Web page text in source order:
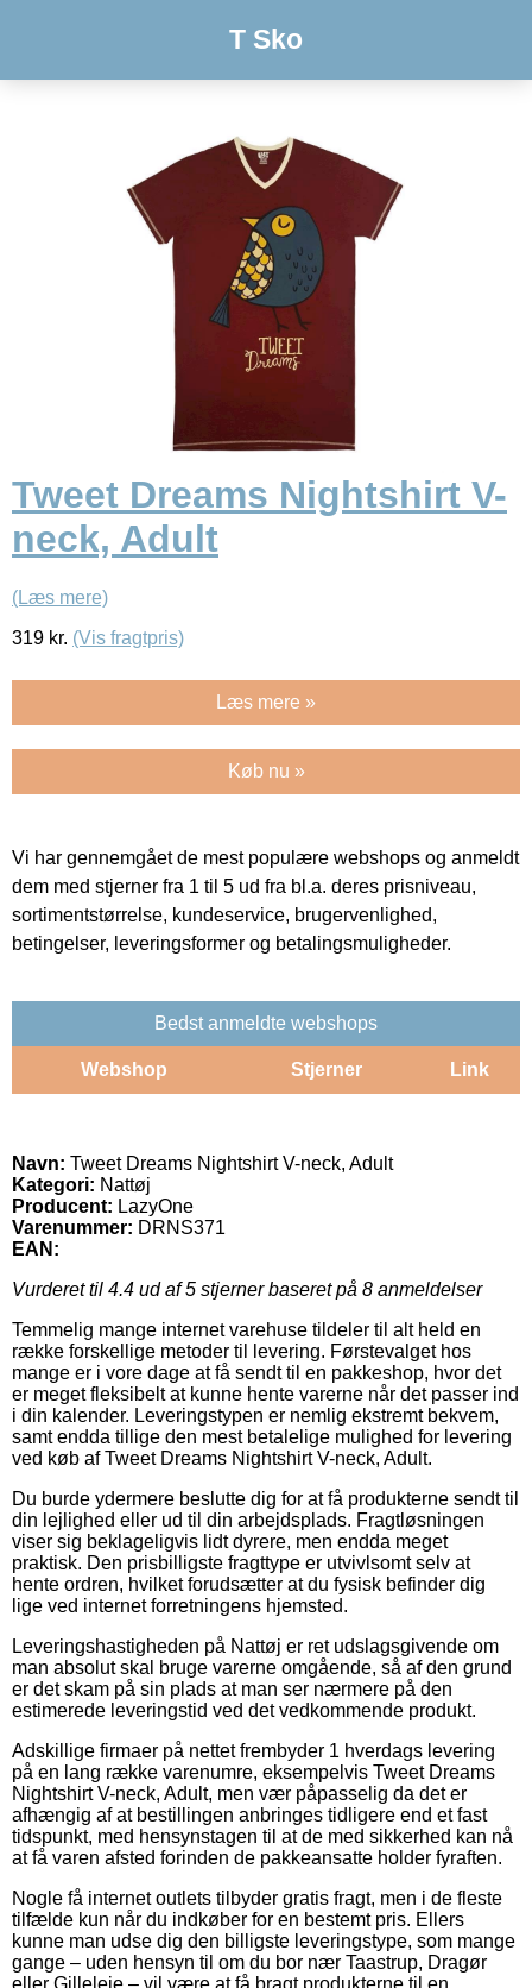
T Sko
Tweet Dreams Nightshirt V-
neck, Adult
(Læs mere)
319 kr. (Vis fragtpris)
Læs mere »
Køb nu »
Vi har gennemgået de mest populære webshops og anmeldt
dem med stjerner fra 1 til 5 ud fra bl.a. deres prisniveau,
sortimentstørrelse, kundeservice, brugervenlighed,
betingelser, leveringsformer og betalingsmuligheder.
Bedst anmeldte webshops
Webshop Stjerner Link
Navn: Tweet Dreams Nightshirt V-neck, Adult
Kategori: Nattøj
Producent: LazyOne
Varenummer: DRNS371
EAN:
Vurderet til 4.4 ud af 5 stjerner baseret på 8 anmeldelser
Temmelig mange internet varehuse tildeler til alt held en
række forskellige metoder til levering. Førstevalget hos
mange er i vore dage at få sendt til en pakkeshop, hvor det
er meget fleksibelt at kunne hente varerne når det passer ind
i din kalender. Leveringstypen er nemlig ekstremt bekvem,
samt endda tillige den mest betalelige mulighed for levering
ved køb af Tweet Dreams Nightshirt V-neck, Adult.
Du burde ydermere beslutte dig for at få produkterne sendt til
din lejlighed eller ud til din arbejdsplads. Fragtløsningen
viser sig beklageligvis lidt dyrere, men endda meget
praktisk. Den prisbilligste fragttype er utvivlsomt selv at
hente ordren, hvilket forudsætter at du fysisk befinder dig
lige ved internet forretningens hjemsted.
Leveringshastigheden på Nattøj er ret udslagsgivende om
man absolut skal bruge varerne omgående, så af den grund
er det skam på sin plads at man ser nærmere på den
estimerede leveringstid ved det vedkommende produkt.
Adskillige firmaer på nettet frembyder 1 hverdags levering
på en lang række varenumre, eksempelvis Tweet Dreams
Nightshirt V-neck, Adult, men vær påpasselig da det er
afhængig af at bestillingen anbringes tidligere end et fast
tidspunkt, med hensynstagen til at de med sikkerhed kan nå
at få varen afsted forinden de pakkeansatte holder fyraften.
Nogle få internet outlets tilbyder gratis fragt, men i de fleste
tilfælde kun når du indkøber for en bestemt pris. Ellers
kunne man udse dig den billigste leveringstype, som mange
gange – uden hensyn til om du bor nær Taastrup, Dragør
eller Gilleleje – vil være at få bragt produkterne til en